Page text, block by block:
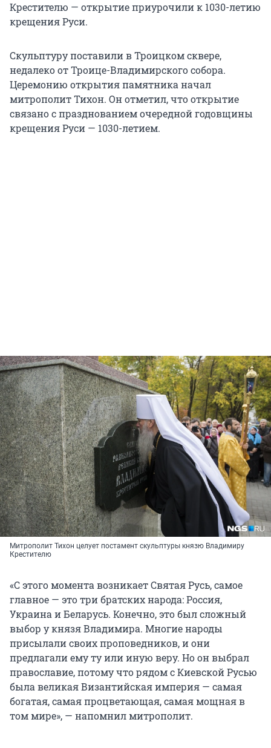
Крестителю — открытие приурочили к 1030-летию
крещения Руси.
Скульптуру поставили в Троицком сквере,
недалеко от Троице-Владимирского собора.
Церемонию открытия памятника начал
митрополит Тихон. Он отметил, что открытие
связано с празднованием очередной годовщины
крещения Руси — 1030-летием.
Митрополит Тихон целует постамент скульптуры князю Владимиру
Крестителю
«С этого момента возникает Святая Русь, самое
главное — это три братских народа: Россия,
Украина и Беларусь. Конечно, это был сложный
выбор у князя Владимира. Многие народы
присылали своих проповедников, и они
предлагали ему ту или иную веру. Но он выбрал
православие, потому что рядом с Киевской Русью
была великая Византийская империя — самая
богатая, самая процветающая, самая мощная в
том мире», — напомнил митрополит.